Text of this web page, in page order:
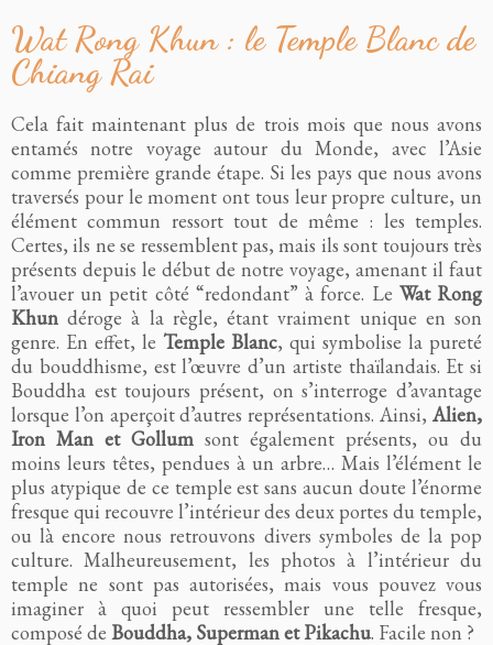
Wat Rong Khun : le Temple Blanc de
Chiang Rai
Cela fait maintenant plus de trois mois que nous avons
entamés notre voyage autour du Monde, avec l’Asie
comme première grande étape. Si les pays que nous avons
traversés pour le moment ont tous leur propre culture, un
élément commun ressort tout de même : les temples.
Certes, ils ne se ressemblent pas, mais ils sont toujours très
présents depuis le début de notre voyage, amenant il faut
l’avouer un petit côté “redondant” à force. Le Wat Rong
Khun déroge à la règle, étant vraiment unique en son
genre. En effet, le Temple Blanc, qui symbolise la pureté
du bouddhisme, est l’œuvre d’un artiste thaïlandais. Et si
Bouddha est toujours présent, on s’interroge d’avantage
lorsque l’on aperçoit d’autres représentations. Ainsi, Alien,
Iron Man et Gollum sont également présents, ou du
moins leurs têtes, pendues à un arbre… Mais l’élément le
plus atypique de ce temple est sans aucun doute l’énorme
fresque qui recouvre l’intérieur des deux portes du temple,
ou là encore nous retrouvons divers symboles de la pop
culture. Malheureusement, les photos à l’intérieur du
temple ne sont pas autorisées, mais vous pouvez vous
imaginer à quoi peut ressembler une telle fresque,
composé de Bouddha, Superman et Pikachu. Facile non ?